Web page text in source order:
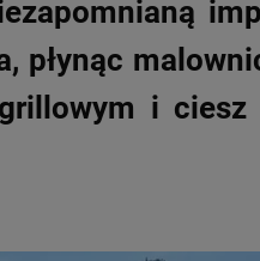
płynąc
i ciesz